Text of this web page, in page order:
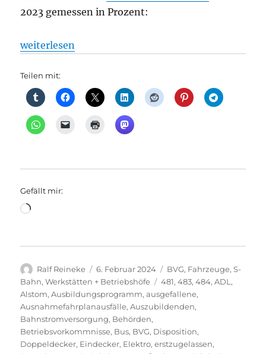
2023 gemessen in Prozent:
„Verspätungen und Zugausfälle bei BVG und S-
weiterlesen
Teilen mit:
Gefällt mir:
Wird
Autor
Ralf Reineke
Veröffentlicht
am
6. Februar 2024 Kategorien
BVG, Fahrzeuge,S-
Bahn,Werkstätten + Betriebshöfe Schlagwörter
481,483,484,ADL ,
Alstom,Ausbildungsprogramm,ausgefallene,
Ausnahmefahrplanausfälle,Auszubildenden,
Bahnstromversorgung, Behörden,
Betriebsvorkommnisse, Bus, BVG, Disposition,
Doppeldecker, Eindecker, Elektro,erstzugelassen,